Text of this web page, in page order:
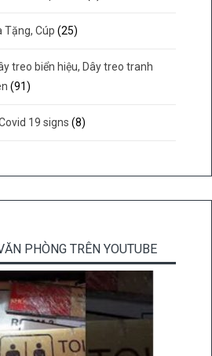
Tặng, Cúp (25)
treo biển hiệu, Dây treo tranh
(91)
19 signs (8)
PHÒNG TRÊN YOUTUBE